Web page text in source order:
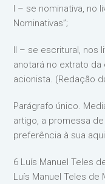
I – se nominativa, no
Nominativas”;
II – se escritural, nos
anotará no extrato
acionista. (Redação
Parágrafo único.
artigo, a promessa
preferência à sua
6 Luís Manuel Teles
Luís Manuel Teles de